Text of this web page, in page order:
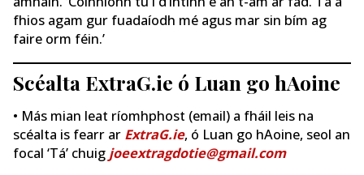
fhios agam gur fuadaíodh mé agus mar sin bím ag
faire orm féin.’
Scéalta ExtraG.ie ó Luan go hAoine
• Más mian leat ríomhphost (email) a fháil leis na
scéalta is fearr ar ExtraG.ie, ó Luan go hAoine, seol an
focal ‘Tá’ chuig joeextragdotie@gmail.com